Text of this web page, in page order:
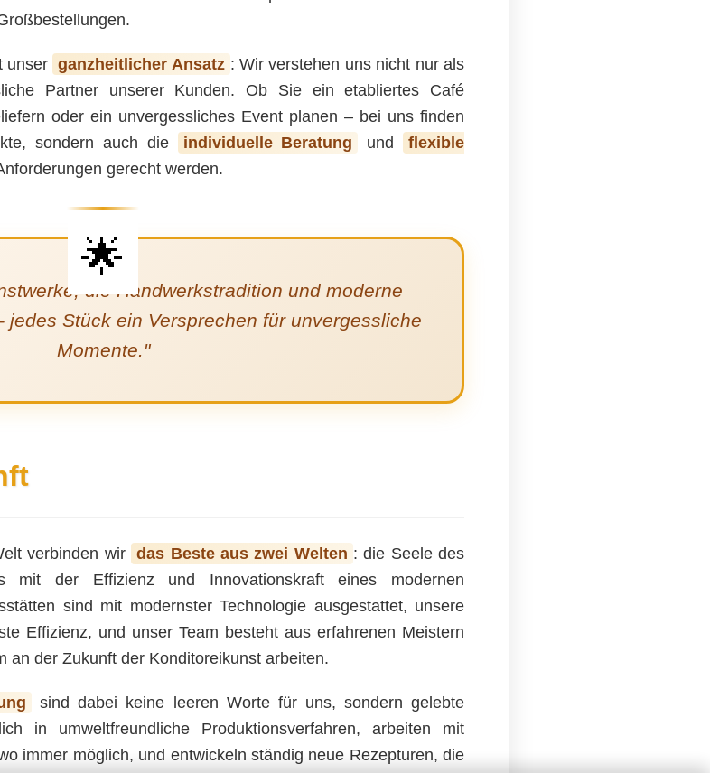
unser ganzheitlicher Ansatz : Wir verstehen uns nicht nur als
Partner unserer Kunden. Ob Sie ein etabliertes Café
oder ein unvergessliches Event planen – bei uns finden
sondern auch die
individuelle Beratung und
flexible
gerecht werden.
die Handwerkstradition und moderne
jedes Stück ein Versprechen für unvergessliche
Momente."
verbinden wir das Beste aus zwei Welten : die Seele des
mit der Effizienz und Innovationskraft eines modernen
sind mit modernster Technologie ausgestattet, unsere
Effizienz, und unser Team besteht aus erfahrenen Meistern
an der Zukunft der Konditoreikunst arbeiten.
sind dabei keine leeren Worte für uns, sondern gelebte
in umweltfreundliche Produktionsverfahren, arbeiten mit
immer möglich, und entwickeln ständig neue Rezepturen, die